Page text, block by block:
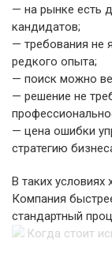
— на рынке есть
кандидатов;
— требования не
редкого опыта;
— поиск можно
— решение не
— цена ошибки
стратегию
В таких
Компания
стандартный